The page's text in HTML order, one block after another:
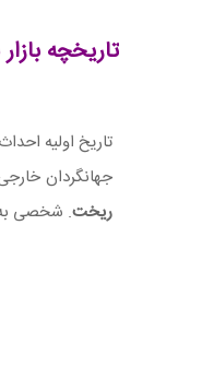
تاریخچه
تاریخ اولیه
جهانگردان
ریخت. شخصی به